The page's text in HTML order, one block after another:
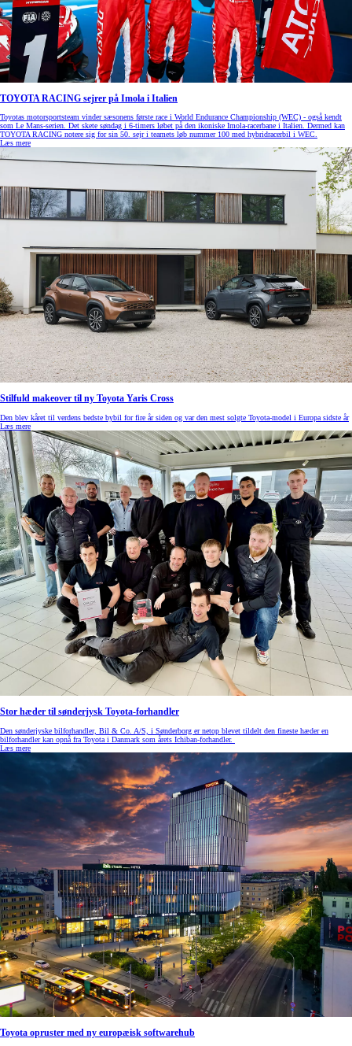
TOYOTA RACING sejrer på Imola i Italien
Toyotas motorsportsteam vinder sæsonens første race i World Endurance Championship (WEC) - også kendt
som Le Mans-serien. Det skete søndag i 6-timers løbet på den ikoniske Imola-racerbane i Italien. Dermed kan
TOYOTA RACING notere sig for sin 50. sejr i teamets løb nummer 100 med hybridracerbil i WEC.
Læs mere
Stilfuld makeover til ny Toyota Yaris Cross
Den blev kåret til verdens bedste bybil for fire år siden og var den mest solgte Toyota-model i Europa sidste år
Læs mere
Stor hæder til sønderjysk Toyota-forhandler
Den sønderjyske bilforhandler, Bil & Co. A/S, i Sønderborg er netop blevet tildelt den fineste hæder en
bilforhandler kan opnå fra Toyota i Danmark som årets Ichiban-forhandler.
Læs mere
Toyota opruster med ny europæisk softwarehub